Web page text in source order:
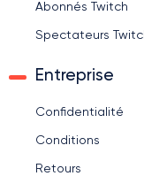
Abonnés Twitch
Spectateurs
Entreprise
Confidentialité
Conditions
Retours